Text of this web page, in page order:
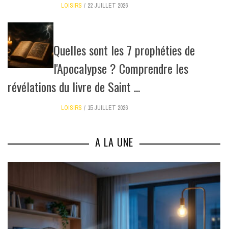
LOISIRS 22 JUILLET 2026
Quelles sont les 7 prophéties de
l'Apocalypse ? Comprendre les
révélations du livre de Saint ...
LOISIRS 15 JUILLET 2026
A LA UNE